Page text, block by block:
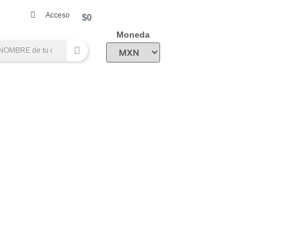
Acceso $0
Moneda